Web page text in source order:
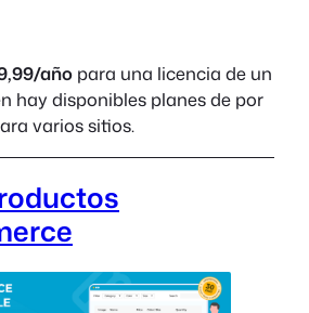
año para una licencia de un
hay disponibles planes de por
varios sitios.